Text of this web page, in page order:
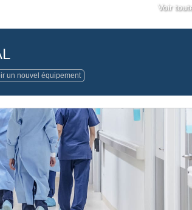
Voir
un nouvel équipement